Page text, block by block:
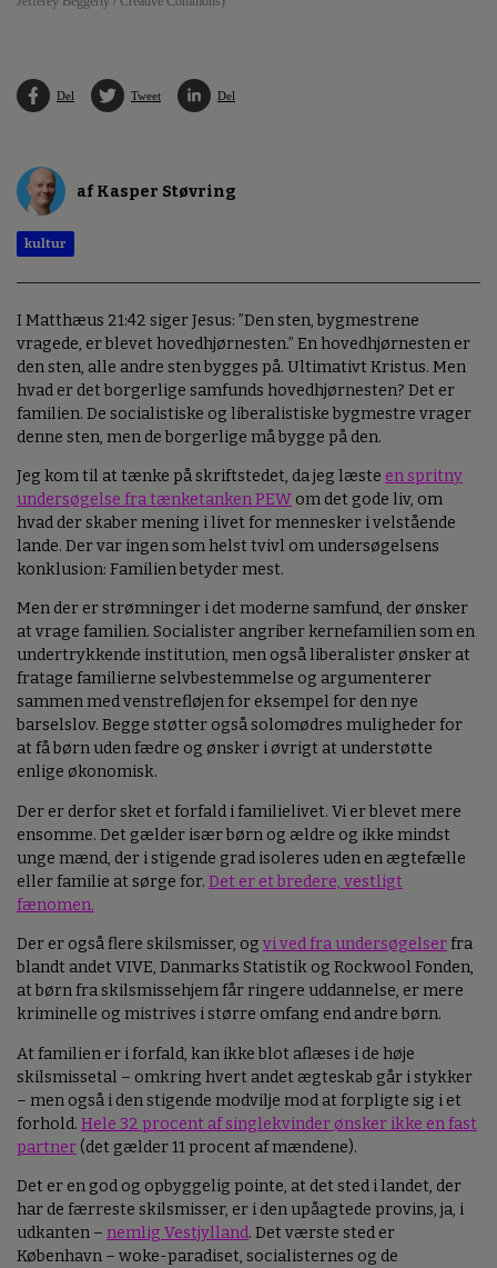
Del Tweet Del
af Kasper Støvring
kultur
I Matthæus 21:42 siger Jesus: ”Den sten, bygmestrene
vragede, er blevet hovedhjørnesten.” En hovedhjørnesten er
den sten, alle andre sten bygges på. Ultimativt Kristus. Men
hvad er det borgerlige samfunds hovedhjørnesten? Det er
familien. De socialistiske og liberalistiske bygmestre vrager
denne sten, men de borgerlige må bygge på den.
Jeg kom til at tænke på skriftstedet, da jeg læste en spritny
undersøgelse fra tænketanken PEW om det gode liv, om
hvad der skaber mening i livet for mennesker i velstående
lande. Der var ingen som helst tvivl om undersøgelsens
konklusion: Familien betyder mest.
Men der er strømninger i det moderne samfund, der ønsker
at vrage familien. Socialister angriber kernefamilien som en
undertrykkende institution, men også liberalister ønsker at
fratage familierne selvbestemmelse og argumenterer
sammen med venstrefløjen for eksempel for den nye
barselslov. Begge støtter også solomødres muligheder for
at få børn uden fædre og ønsker i øvrigt at understøtte
enlige økonomisk.
Der er derfor sket et forfald i familielivet. Vi er blevet mere
ensomme. Det gælder især børn og ældre og ikke mindst
unge mænd, der i stigende grad isoleres uden en ægtefælle
eller familie at sørge for. Det er et bredere, vestligt
fænomen.
Der er også flere skilsmisser, og vi ved fra undersøgelserfra
blandt andet VIVE, Danmarks Statistik og Rockwool Fonden,
at børn fra skilsmissehjem får ringere uddannelse, er mere
kriminelle og mistrives i større omfang end andre børn.
At familien er i forfald, kan ikke blot aflæses i de høje
skilsmissetal – omkring hvert andet ægteskab går i stykker
– men også i den stigende modvilje mod at forpligte sig i et
forhold. Hele 32 procent af singlekvinder ønsker ikke en fast
partner (det gælder 11 procent af mændene).
Det er en god og opbyggelig pointe, at det sted i landet, der
har de færreste skilsmisser, er i den upåagtede provins, ja, i
udkanten – nemlig Vestjylland. Det værste sted er
København – woke-paradiset, socialisternes og de